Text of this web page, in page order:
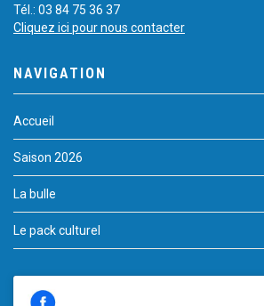
Tél.: 03 84 75 36 37
Cliquez ici pour nous contacter
NAVIGATION
Accueil
Saison 2026
La bulle
Le pack culturel